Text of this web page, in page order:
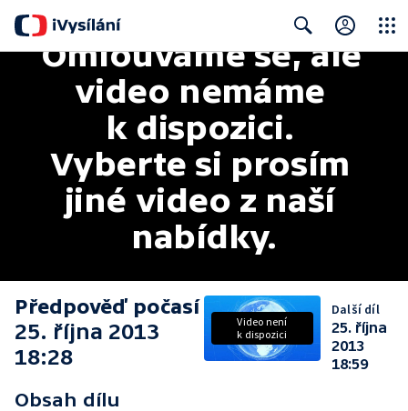
Search
Omlouváme se, ale
video nemáme
k dispozici.
Vyberte si prosím
jiné video z naší
nabídky.
Předpověď počasí
25. října 2013
18:28
Obsah dílu
Video není
k dispozici
Další díl
25. října
2013
18:59